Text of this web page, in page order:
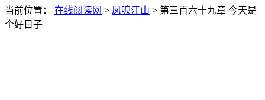
当前位置： 在线阅读网 > 凤唳江山 > 第三百六十九章 今天是
个好日子